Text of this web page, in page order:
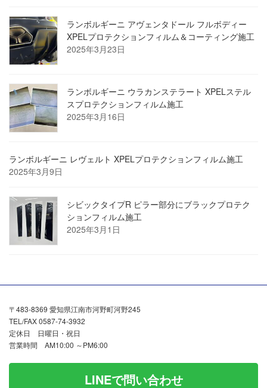
ランボルギーニ アヴェンタドール フルボディー
XPELプロテクションフィルム＆コーティング施工
2025年3月23日
ランボルギーニ ウラカンステラート XPELステル
スプロテクションフィルム施工
2025年3月16日
ランボルギーニ レヴェルト XPELプロテクションフィルム施工
2025年3月9日
シビックタイプR ピラー部分にブラックプロテク
ションフィルム施工
2025年3月1日
〒483-8369 愛知県江南市河野町河野245
TEL/FAX 0587-74-3932
定休日 日曜日・祝日
営業時間 AM10:00 ～PM6:00
LINEで問い合わせ